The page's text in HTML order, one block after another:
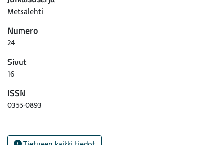
Metsälehti
Numero
24
Sivut
16
ISSN
0355-0893